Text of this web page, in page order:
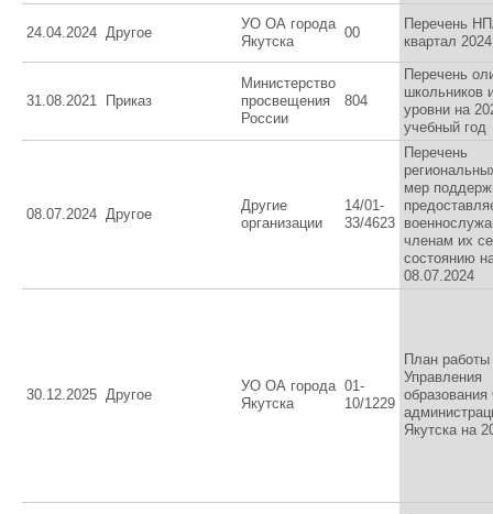
24.04.2024 Другое
УО ОА города
Якутска
00
Перечень
квартал
31.08.2021 Приказ
Министерство
просвещения
России
804
Перечень
школьников
уровни на
учебный год
08.07.2024 Другое
Другие
организации
14/01-
33/4623
Перечень
мер
членам их
состоянию
08.07.2024
30.12.2025 Другое
УО ОА города
Якутска
01-
10/1229
План работы
Управления
Якутска на